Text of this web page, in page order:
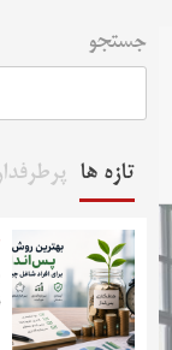
جستجو
تازه ها پرطرفدار